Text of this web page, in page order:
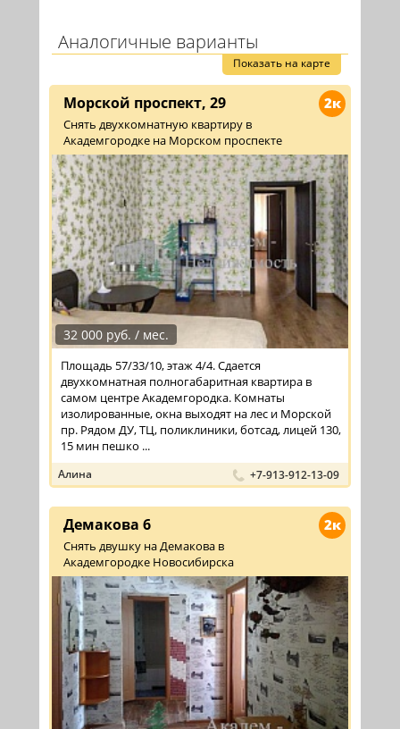
Аналогичные варианты
Показать на карте
2к
Морской проспект, 29
Снять двухкомнатную квартиру в
Академгородке на Морском проспекте
32 000 руб. / мес.
Площадь 57/33/10, этаж 4/4. Сдается
двухкомнатная полногабаритная квартира в
самом центре Академгородка. Комнаты
изолированные, окна выходят на лес и Морской
пр. Рядом ДУ, ТЦ, поликлиники, ботсад, лицей 130,
15 мин пешко ...
Алина +7-913-912-13-09
2к
Демакова 6
Снять двушку на Демакова в
Академгородке Новосибирска